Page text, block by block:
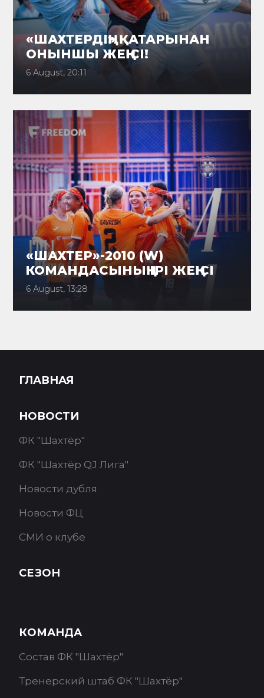
«ШАХТЕРДІҢ» ҚАТАРЫНАН
ОНЫНШЫ ЖЕҢІСІ!
6 August, 20:11
«ШАХТЕР»-2010 (W)
КОМАНДАСЫНЫҢ ІРІ ЖЕҢІСІ
6 August, 13:28
ГЛАВНАЯ
НОВОСТИ
ФК "Шахтёр"
ФК "Шахтёр QJ Лига"
Новости дубля
Новости ФЦ
СМИ о клубе
СЕЗОН
КОМАНДА
Состав ФК "Шахтёр"
Тренерский штаб ФК "Шахтёр"